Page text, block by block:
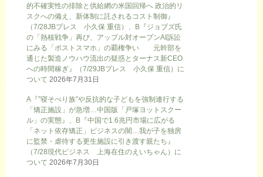
的不確実性の排除と供給網の米国回帰へ 政治的リ
スクへの備え、新体制に託されるコスト制御』
（7/28JBプレス 小久保 重信）、B『ジョブズ氏
の「熱核戦争」再び、アップル対オープンAI訴訟
にみる「ポストスマホ」の覇権争い 元幹部を
通じた製造ノウハウ流出の疑惑とターナス新CEO
への時間稼ぎ』（7/29JBプレス 小久保 重信）に
ついて 2026年7月31日
A『”寝そべり族”や反抗的な子どもを強制連行する
「矯正施設」が急増…中国版「戸塚ヨットスクー
ル」の実態』、B『中国で1.6兆円市場に広がる
「ネット依存矯正」ビジネスの闇…我が子を独房
に監禁・虐待する更生施設に引き渡す親たち』
（7/28現代ビジネス 上海在住のえいちゃん）に
ついて 2026年7月30日